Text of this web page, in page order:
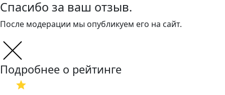
Спасибо за ваш отзыв.
После модерации мы опубликуем его на сайт.
Подробнее о рейтинге